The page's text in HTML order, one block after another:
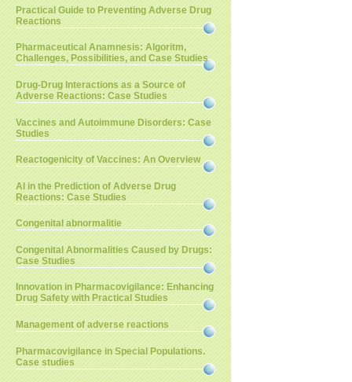
Practical Guide to Preventing Adverse Drug
Reactions
Pharmaceutical Anamnesis: Algoritm,
Challenges, Possibilities, and Case Studies
Drug-Drug Interactions as a Source of
Adverse Reactions: Case Studies
Vaccines and Autoimmune Disorders: Case
Studies
Reactogenicity of Vaccines: An Overview
AI in the Prediction of Adverse Drug
Reactions: Case Studies
Congenital abnormalitie
Congenital Abnormalities Caused by Drugs:
Case Studies
Innovation in Pharmacovigilance: Enhancing
Drug Safety with Practical Studies
Management of adverse reactions
Pharmacovigilance in Special Populations.
Case studies